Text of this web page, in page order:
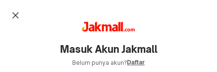
close
Masuk Akun Jakmall
Belum punya akun?Daftar